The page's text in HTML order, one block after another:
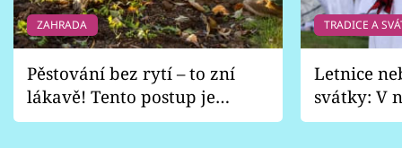
ZAHRADA
Pěstování bez rytí – to zní
lákavě! Tento postup je
vhodný jen pro některé
TRADICE A
Letnice
svátky: V
pondělí